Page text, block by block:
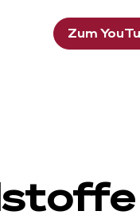
Zum